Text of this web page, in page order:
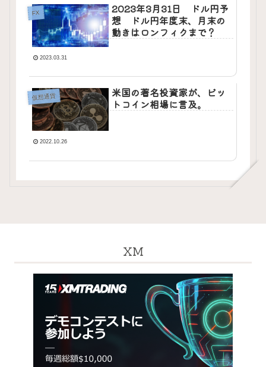
FX
2023年3月31日 ドル円予
想 ドル円年度末、月末の
動きはロンフィクまで？
2023.03.31
仮想通貨
米国の著名投資家が、ビッ
トコイン相場に言及。
2022.10.26
XM